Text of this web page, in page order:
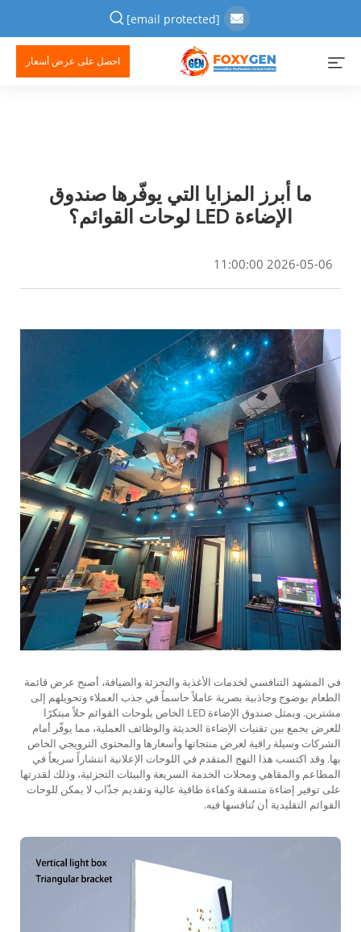
[email protected]
احصل على عرض أسعار
ما أبرز المزايا التي يوفّرها صندوق
الإضاءة LED لوحات القوائم؟
2026-05-06 11:00:00
في المشهد التنافسي لخدمات الأغذية والتجزئة والضيافة، أصبح عرض قائمة
الطعام بوضوح وجاذبية بصرية عاملاً حاسماً في جذب العملاء وتحويلهم إلى
مشترين. ويمثل صندوق الإضاءة LED الخاص بلوحات القوائم حلاً مبتكرًا
للعرض يجمع بين تقنيات الإضاءة الحديثة والوظائف العملية، مما يوفّر أمام
الشركات وسيلة راقية لعرض منتجاتها وأسعارها والمحتوى الترويجي الخاص
بها. وقد اكتسب هذا النهج المتقدم في اللوحات الإعلانية انتشاراً سريعاً في
المطاعم والمقاهي ومحلات الخدمة السريعة والبيئات التجزئية، وذلك لقدرتها
على توفير إضاءة متسقة وكفاءة طاقية عالية وتقديم جذّاب لا يمكن للوحات
القوائم التقليدية أن تُنافسها فيه.